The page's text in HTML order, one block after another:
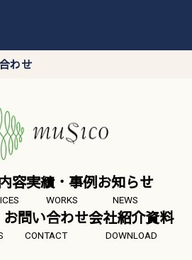
わせ
容実績・事例
WORKS
お知らせ
NEWS
お問い合わせ
CONTACT
会社紹介資料
DOWNLOAD